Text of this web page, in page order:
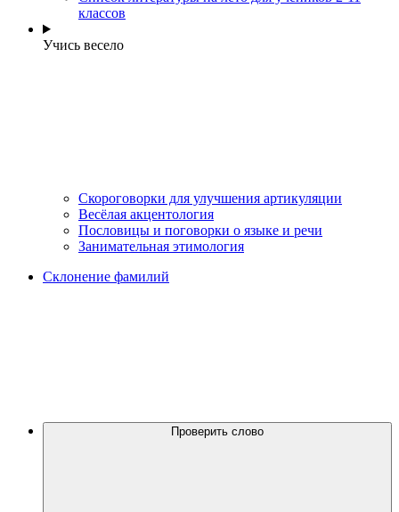
классов
Учись весело
Скороговорки для улучшения артикуляции
Весёлая акцентология
Пословицы и поговорки о языке и речи
Занимательная этимология
Склонение фамилий
Проверить слово